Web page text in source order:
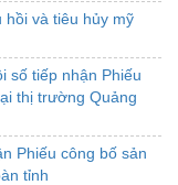
hồi và tiêu hủy mỹ
số tiếp nhận Phiếu
thị trường Quảng
Phiếu công bố sản
tỉnh